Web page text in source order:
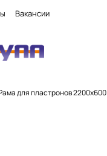
Вакансии
Рама для пластронов 2200х600